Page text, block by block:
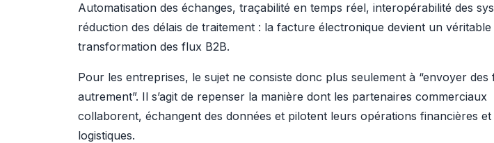
Automatisation des échanges, traçabilité en temps réel, interopérabilité des
réduction des délais de traitement : la facture électronique devient un véritable
transformation des flux B2B.
Pour les entreprises, le sujet ne consiste donc plus seulement à “envoyer des
autrement”. Il s’agit de repenser la manière dont les partenaires commerciaux
collaborent, échangent des données et pilotent leurs opérations financières et
logistiques.